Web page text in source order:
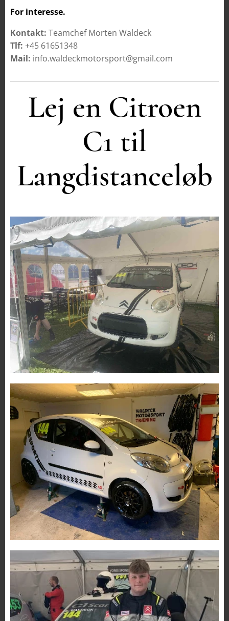
For interesse.
Kontakt: Teamchef Morten Waldeck
Tlf: +45 61651348
Mail: info.waldeckmotorsport@gmail.com
Lej en Citroen
C1 til
Langdistanceløb